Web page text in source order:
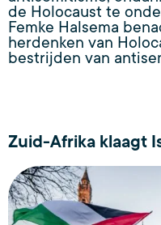
de Holocaust te
Femke Halsema
herdenken van
bestrijden van
Zuid-Afrika klaagt